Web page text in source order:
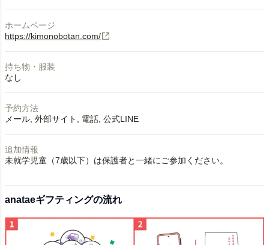
ホームページ
https://kimonobotan.com/
持ち物・服装
なし
予約方法
メール 外部サイト 電話 公式LINE
追加情報
未就学児童（7歳以下）は保護者と一緒にご参加ください。
anataeギフティングの流れ